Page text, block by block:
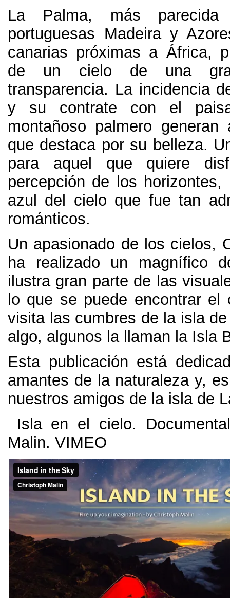
La Palma, más
portuguesas Madeira y
canarias próximas a África,
de un cielo de una
transparencia. La incidencia
y su contrate con el
montañoso palmero
que destaca por su belleza.
para aquel que quiere
percepción de los horizontes,
azul del cielo que fue tan
románticos.
Un apasionado de los cielos,
ha realizado un magnífico
ilustra gran parte de las
lo que se puede encontrar el
visita las cumbres de la isla
algo, algunos la llaman la Isla
Esta publicación está
amantes de la naturaleza y,
nuestros amigos de la isla de
Isla en el cielo.
Malin. VIMEO